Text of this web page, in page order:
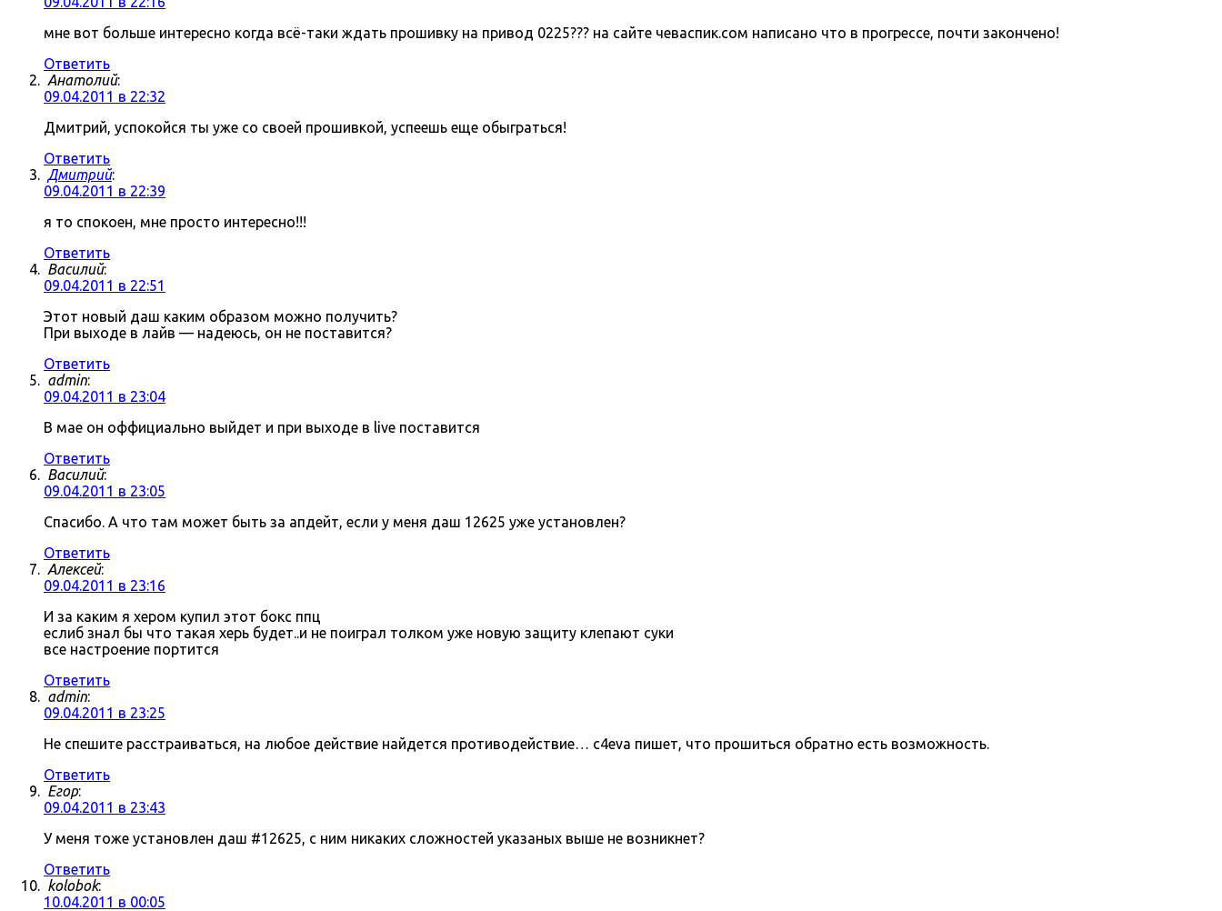
мне вот больше интересно когда всё-таки ждать прошивку на привод 0225??? на сайте чеваспик.сом написано что в прогрессе, почти закончено!
Ответить
Анатолий:
09.04.2011 в 22:32
Дмитрий, успокойся ты уже со своей прошивкой, успеешь еще обыграться!
Ответить
Дмитрий:
09.04.2011 в 22:39
я то спокоен, мне просто интересно!!!
Ответить
Василий:
09.04.2011 в 22:51
Этот новый даш каким образом можно получить?
При выходе в лайв — надеюсь, он не поставится?
Ответить
admin:
09.04.2011 в 23:04
В мае он оффициально выйдет и при выходе в live поставится
Ответить
Василий:
09.04.2011 в 23:05
Спасибо. А что там может быть за апдейт, если у меня даш 12625 уже установлен?
Ответить
Алексей:
09.04.2011 в 23:16
И за каким я хером купил этот бокс ппц
еслиб знал бы что такая херь будет..и не поиграл толком уже новую защиту клепают суки
все настроение портится
Ответить
admin:
09.04.2011 в 23:25
Не спешите расстраиваться, на любое действие найдется противодействие… c4eva пишет, что прошиться обратно есть возможность.
Ответить
Егор:
09.04.2011 в 23:43
У меня тоже установлен даш #12625, с ним никаких сложностей указаных выше не возникнет?
Ответить
kolobok:
10.04.2011 в 00:05